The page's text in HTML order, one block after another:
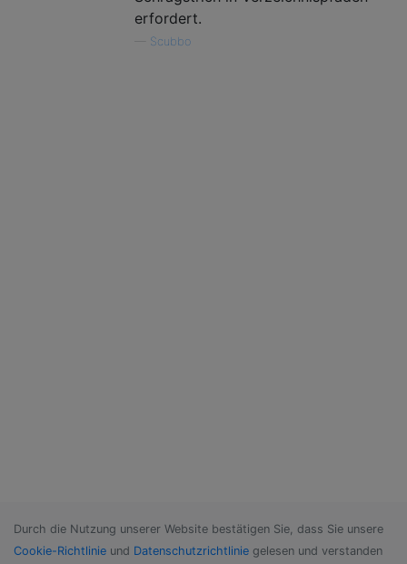
erfordert.
Scubbo
Durch die Nutzung unserer Website bestätigen Sie, dass Sie unsere
Cookie-Richtlinie und Datenschutzrichtlinie gelesen und verstanden